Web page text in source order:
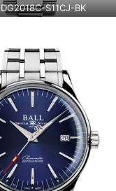
DG2018C-S11CJ-BK